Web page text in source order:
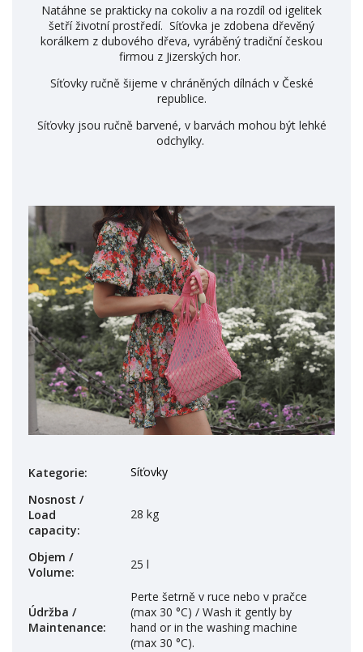
Natáhne se prakticky na cokoliv a na rozdíl od igelitek
šetří životní prostředí. Síťovka je zdobena dřevěný
korálkem z dubového dřeva, vyráběný tradiční českou
firmou z Jizerských hor.
Síťovky ručně šijeme v chráněných dílnách v České
republice.
Síťovky jsou ručně barvené, v barvách mohou být lehké
odchylky.
Kategorie:
Síťovky
Nosnost /
Load
capacity:
28 kg
Objem /
Volume:
25 l
Údržba /
Maintenance:
Perte šetrně v ruce nebo v pračce
(max 30 °C) / Wash it gently by
hand or in the washing machine
(max 30 °C).